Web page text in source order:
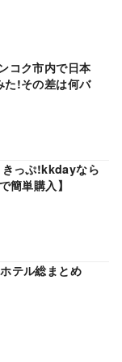
コク市内で日本
た!その差は何バ
きっぷ!kkdayなら
簡単購入】
テル総まとめ